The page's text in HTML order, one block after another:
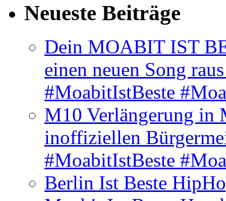
Neueste Beiträge
Dein MOABIT IST
einen neuen Song
#MoabitIstBeste
M10 Verlängerung in
inoffiziellen
#MoabitIstBeste
Berlin Ist Beste